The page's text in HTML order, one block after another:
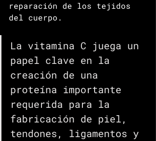
reparación de los tejidos
del cuerpo.
La vitamina C juega un
papel clave en la
creación de una
proteína importante
requerida para la
fabricación de piel,
tendones, ligamentos y